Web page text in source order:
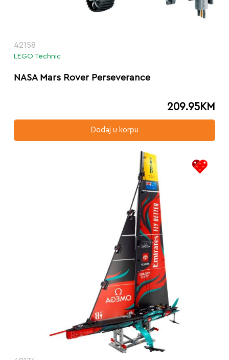
42158
LEGO Technic
NASA Mars Rover Perseverance
209.95KM
Dodaj u korpu